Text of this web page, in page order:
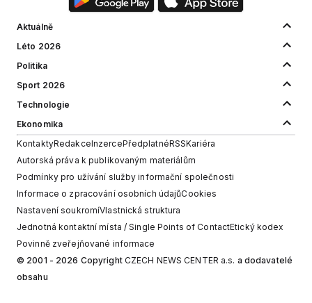
Aktuálně
Léto 2026
Politika
Sport 2026
Technologie
Ekonomika
KontaktyRedakceInzercePředplatnéRSSKariéra
Autorská práva k publikovaným materiálům
Podmínky pro užívání služby informační společnosti
Informace o zpracování osobních údajůCookies
Nastavení soukromíVlastnická struktura
Jednotná kontaktní místa / Single Points of ContactEtický kodex
Povinně zveřejňované informace
© 2001 - 2026 Copyright CZECH NEWS CENTER a.s. a dodavatelé
obsahu